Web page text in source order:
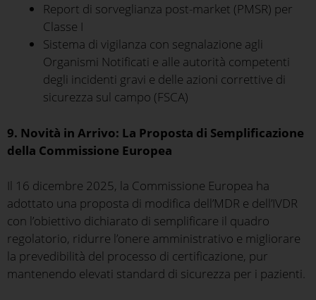
Report di sorveglianza post-market (PMSR) per
Classe I
Sistema di vigilanza con segnalazione agli
Organismi Notificati e alle autorità competenti
degli incidenti gravi e delle azioni correttive di
sicurezza sul campo (FSCA)
9. Novità in Arrivo: La Proposta di Semplificazione
della Commissione Europea
Il 16 dicembre 2025, la Commissione Europea ha
adottato una proposta di modifica dell’MDR e dell’IVDR
con l’obiettivo dichiarato di semplificare il quadro
regolatorio, ridurre l’onere amministrativo e migliorare
la prevedibilità del processo di certificazione, pur
mantenendo elevati standard di sicurezza per i pazienti.